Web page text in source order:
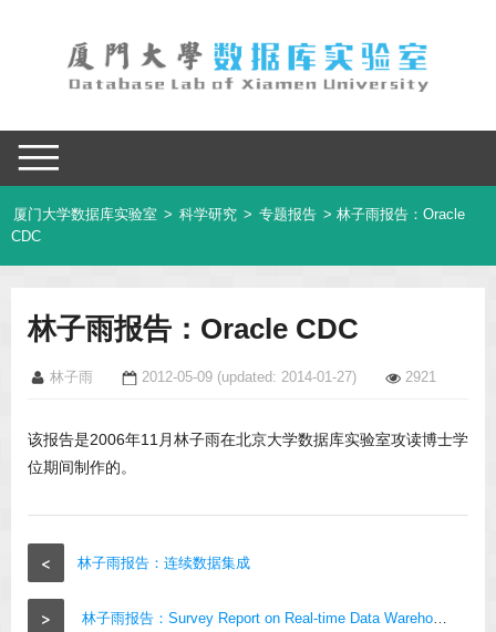
厦门大学数据库实验室 > 科学研究 > 专题报告 > 林子雨报告：Oracle
CDC
林子雨报告：Oracle CDC
林子雨 2012-05-09 (updated: 2014-01-27) 2921
该报告是2006年11月林子雨在北京大学数据库实验室攻读博士学
位期间制作的。
< 林子雨报告：连续数据集成
> 林子雨报告：Survey Report on Real-time Data Warehouses